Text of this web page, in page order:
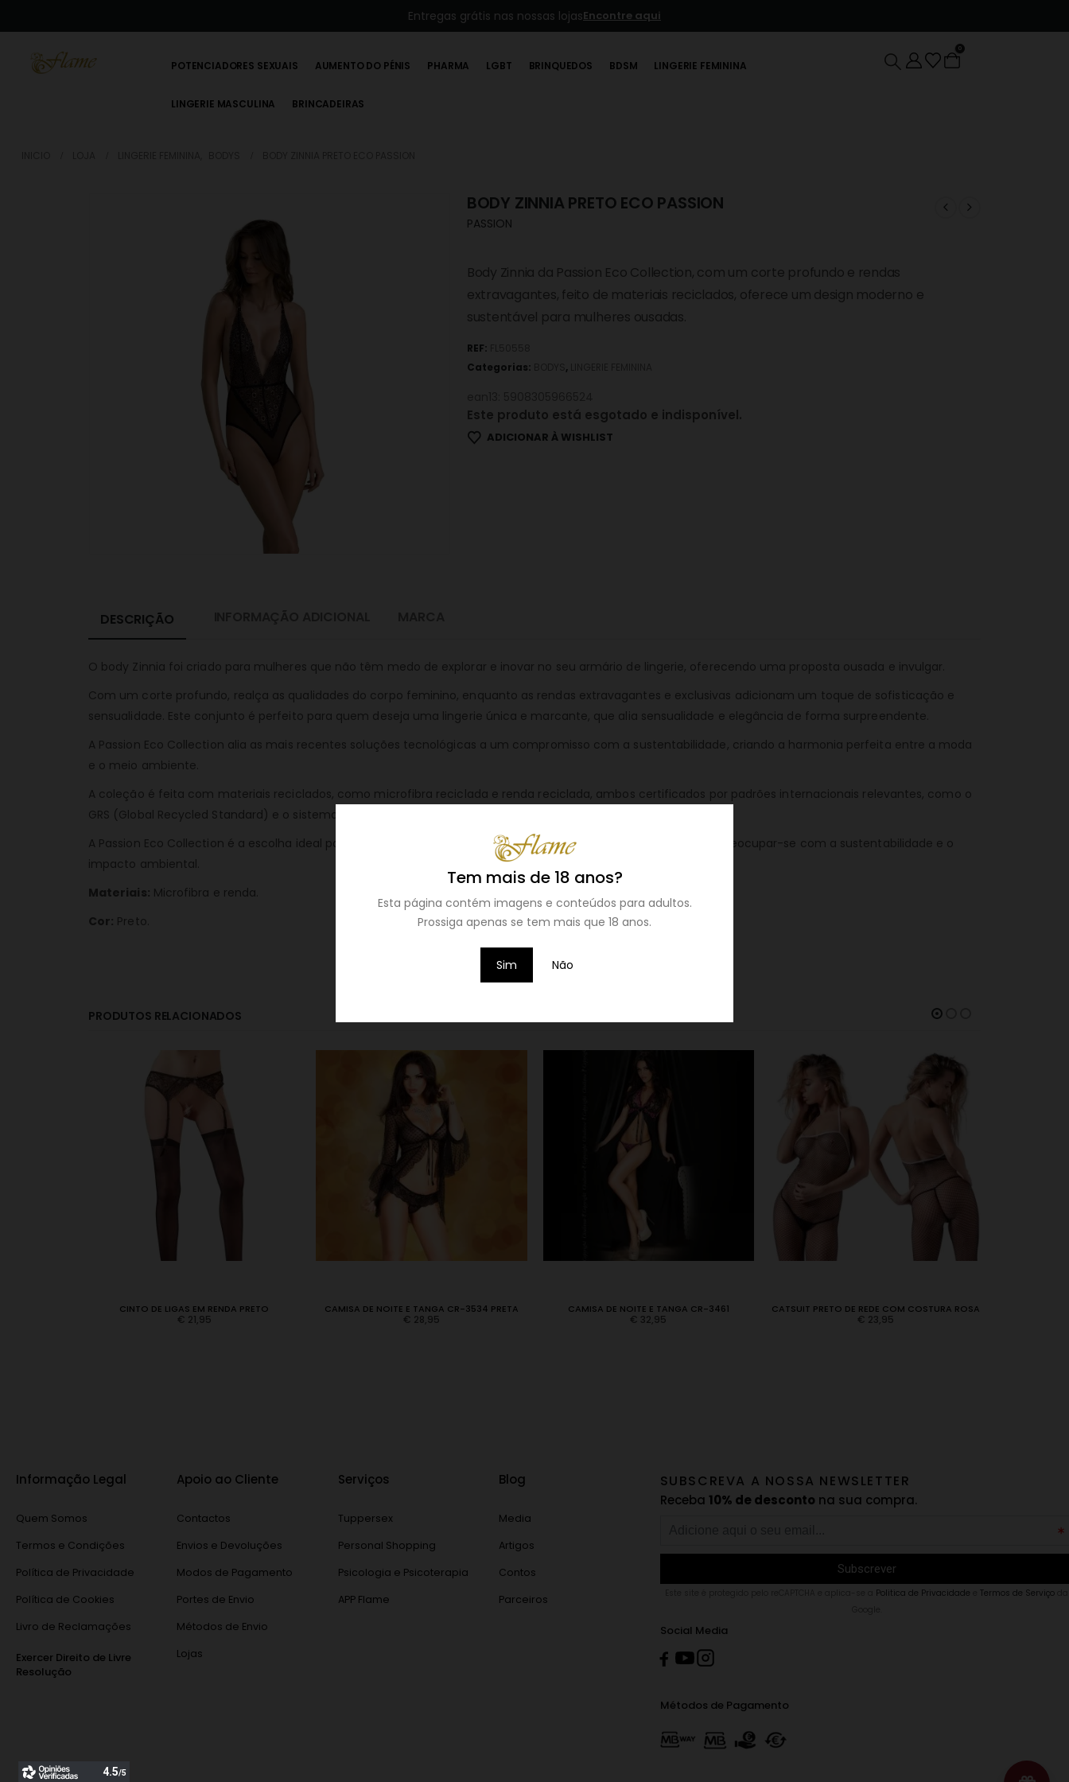
Tem mais de 18 anos?
Esta página contém imagens e conteúdos para adultos.
Prossiga apenas se tem mais que 18 anos.
Sim Não
Entregas grátis nas nossas lojasEncontre aqui
POTENCIADORES SEXUAIS AUMENTO DO PÉNIS PHARMA LGBT BRINQUEDOS BDSM LINGERIE FEMININA
LINGERIE MASCULINA BRINCADEIRAS
0
BODY ZINNIA PRETO ECO PASSION
PASSION
Body Zinnia da Passion Eco Collection, com um corte profundo e rendas
extravagantes, feito de materiais reciclados, oferece um design moderno e
sustentável para mulheres ousadas.
REF:
Categorias:
,
Este produto está esgotado e indisponível.
ADICIONAR À WISHLIST
DESCRIÇÃO
O body Zinnia foi criado para mulheres que não têm medo de explorar e inovar no seu armário de lingerie, oferecendo uma proposta ousada e invulgar.
Com um corte profundo, realça as qualidades do corpo feminino, enquanto as rendas extravagantes e exclusivas adicionam um toque de sofisticação e
sensualidade. Este conjunto é perfeito para quem deseja uma lingerie única e marcante, que alia sensualidade e elegância de forma surpreendente.
A Passion Eco Collection alia as mais recentes soluções tecnológicas a um compromisso com a sustentabilidade, criando a harmonia perfeita entre a moda
e o meio ambiente.
A coleção é feita com materiais reciclados, como microfibra reciclada e renda reciclada, ambos certificados por padrões internacionais relevantes, como o
GRS (Global Recycled Standard) e o sistema OEKO-TEX, garantindo qualidade e respeito pelo meio ambiente.
A Passion Eco Collection é a escolha ideal para clientes que desejam seguir as tendências e, simultaneamente, preocupar-se com a sustentabilidade e o
impacto ambiental.
Materiais: Microfibra e renda.
Cor: Preto.
PRODUTOS RELACIONADOS
CINTO DE LIGAS EM RENDA PRETO
€ 21,95
CAMISA DE NOITE E TANGA CR-3534 PRETA
€ 28,95
CAMISA DE NOITE E TANGA CR-3461
€ 32,95
CATSUIT PRETO DE REDE COM COSTURA ROSA
€ 23,95
Informação Legal
Quem Somos
Termos e Condições
Política de Privacidade
Política de Cookies
Livro de Reclamações
Exercer Direito de Livre
Resolução
Apoio ao Cliente
Contactos
Envios e Devoluções
Modos de Pagamento
Portes de Envio
Métodos de Envio
Lojas
Serviços
Tuppersex
Personal Shopping
Psicologia e Psicoterapia
APP Flame
Blog
Media
Artigos
Contos
Parceiros
SUBSCREVA A NOSSA NEWSLETTER
Receba 10% de desconto na sua compra.
Politica de Privacidade Termos de Serviço
Social Media
Métodos de Pagamento